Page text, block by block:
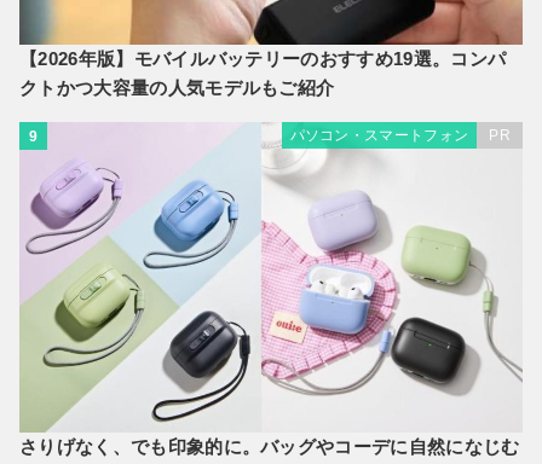
【2026年版】モバイルバッテリーのおすすめ19選。コンパ
クトかつ大容量の人気モデルもご紹介
9 パソコン・スマートフォン PR
さりげなく、でも印象的に。バッグやコーデに自然になじむ